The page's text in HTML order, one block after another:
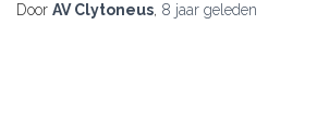
Door AV Clytoneus, 8 jaar geleden